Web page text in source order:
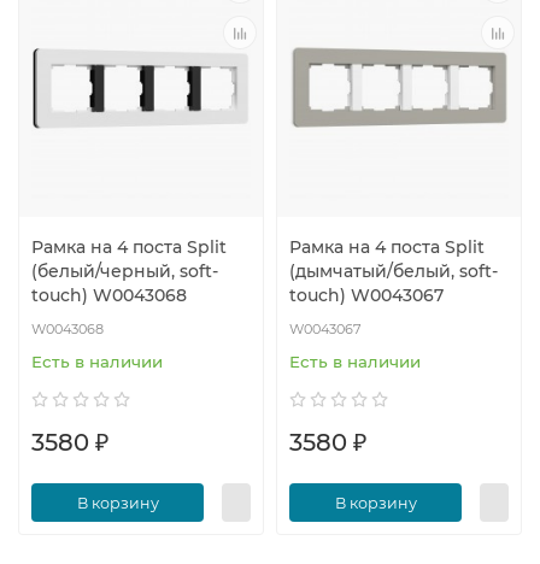
Рамка на 4 поста Split
(белый/черный, soft-
touch) W0043068
W0043068
Есть в наличии
3580 ₽
В корзину
Рамка на 4 поста Split
(дымчатый/белый, soft-
touch) W0043067
W0043067
Есть в наличии
3580 ₽
В корзину